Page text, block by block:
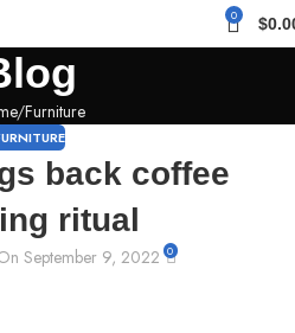
0 $
Furniture
back coffee
ritual
September 9, 2022 0